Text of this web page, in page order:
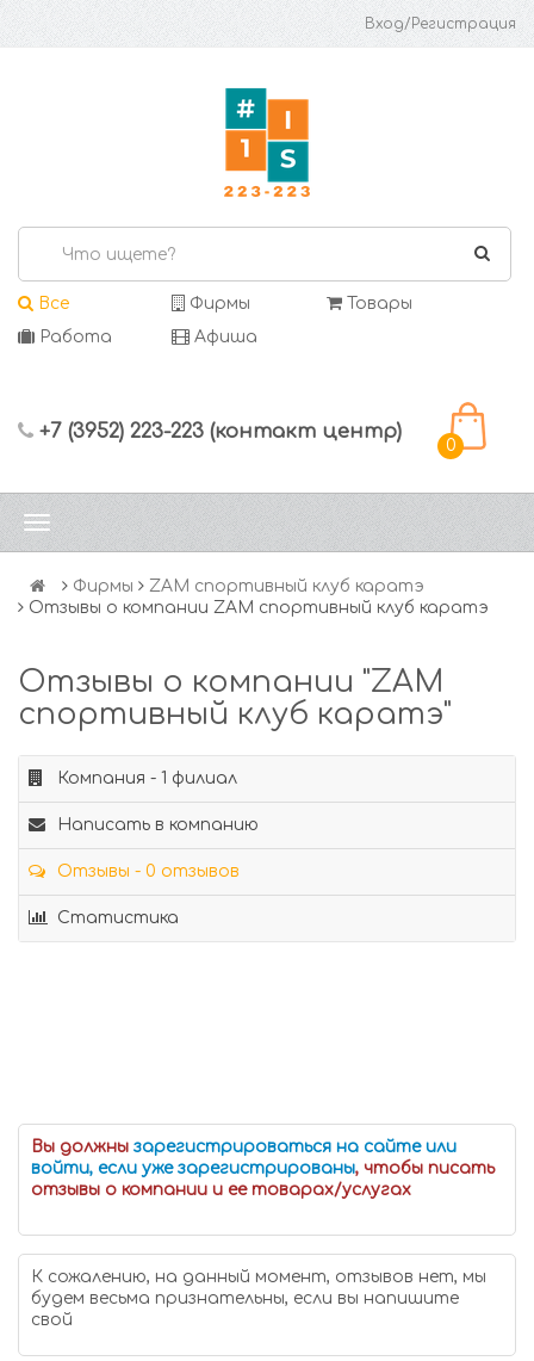
Вход/Регистрация
Все Фирмы
Товары
Работа
Афиша
+7 (3952) 223-223 (контакт центр)
0
Фирмы
ZAM спортивный клуб каратэ
Отзывы о компании ZAM спортивный клуб каратэ
Отзывы о компании "ZAM
спортивный клуб каратэ"
Компания - 1 филиал
Написать в компанию
Отзывы - 0 отзывов
Статистика
Вы должны зарегистрироваться на сайте или
войти, если уже зарегистрированы, чтобы писать
отзывы о компании и ее товарах/услугах
К сожалению, на данный момент, отзывов нет, мы
будем весьма признательны, если вы напишите
свой